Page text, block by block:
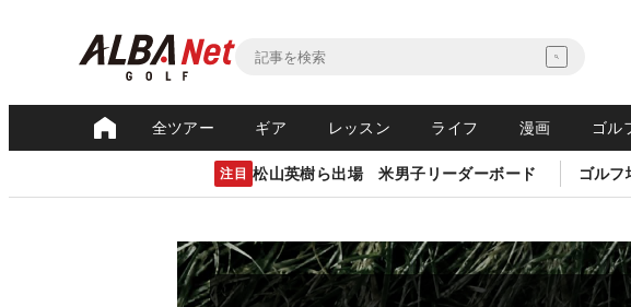
全ツアー ギア レッスン ライフ 漫画 ゴル
注目 松山英樹ら出場 米男子リーダーボード ゴル